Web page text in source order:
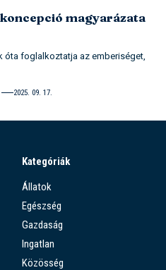
magyarázata
óta foglalkoztatja az emberiséget,
2025. 09. 17.
Kategóriák
Állatok
Egészség
Gazdaság
Ingatlan
Közösség